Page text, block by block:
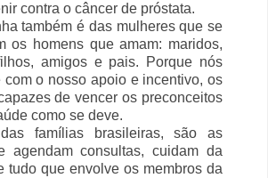
contra o câncer de próstata.
também é das mulheres que se
os homens que amam: maridos,
amigos e pais. Porque nós
com o nosso apoio e incentivo, os
de vencer os preconceitos
como se deve.
famílias brasileiras, são as
agendam consultas, cuidam da
tudo que envolve os membros da